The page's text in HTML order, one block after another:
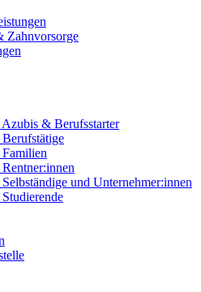
Zahnvorsorge
& Berufsstarter
und Unternehmer:innen